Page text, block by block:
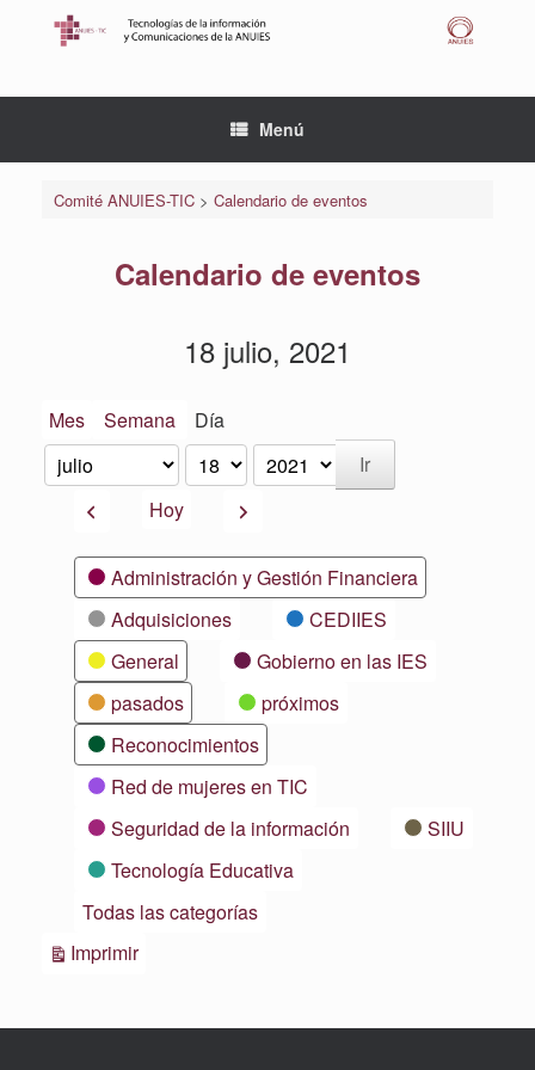
Menú
Comité ANUIES-TIC> Calendario de eventos
Calendario de eventos
18 julio, 2021
Mes Semana Día
Mes
Día
Año
AnteriorHoy Siguiente
CategoríasAdministración y Gestión Financiera
Adquisiciones
CEDIIES
General
Gobierno en las IES
pasados
próximos
Reconocimientos
Red de mujeres en TIC
Seguridad de la información
SIIU
Tecnología Educativa
Todas las categorías
ImprimirVistas